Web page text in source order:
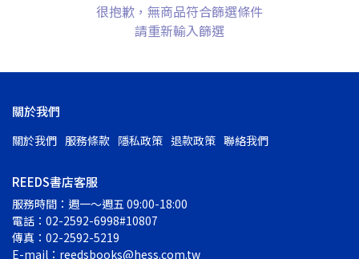
很抱歉，無商品符合篩選條件
請重新輸入篩選
關於我們
關於我們 服務條款 隱私政策 退款政策 聯絡我們
REEDS書店客服
服務時間：週一～週五 09:00-18:00
電話：02-2592-6998#10807
傳真：02-2592-5219
E-mail：reedsbooks@hess.com.tw